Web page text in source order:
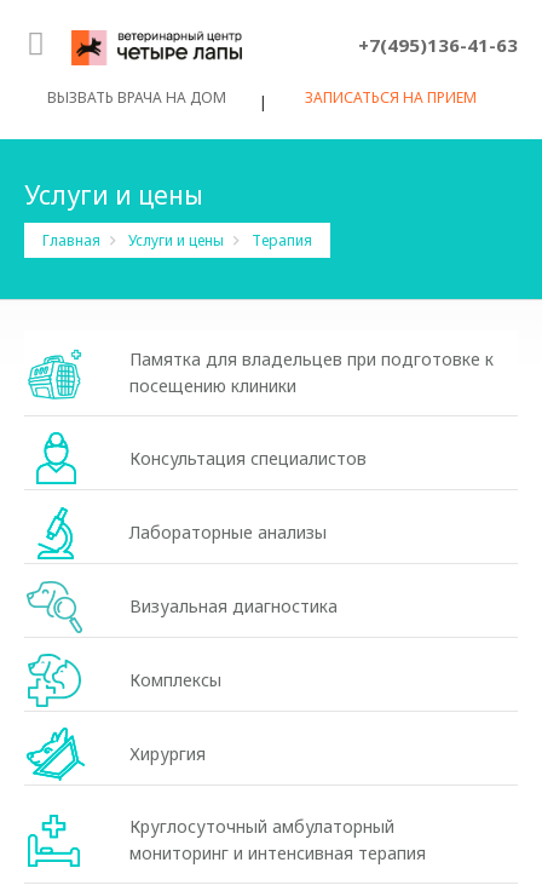
+7(495)136-41-63
ВЫЗВАТЬ ВРАЧА НА ДОМ | ЗАПИСАТЬСЯ НА ПРИЕМ
Услуги и цены
Главная Услуги и цены Терапия
Памятка для владельцев при подготовке к
посещению клиники
Консультация специалистов
Лабораторные анализы
Визуальная диагностика
Комплексы
Хирургия
Круглосуточный амбулаторный
мониторинг и интенсивная терапия